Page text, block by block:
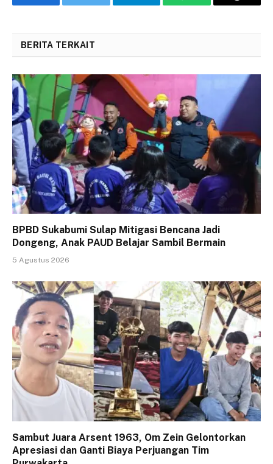
Facebook Twitter Telegram WhatsApp Threads
BERITA TERKAIT
BPBD Sukabumi Sulap Mitigasi Bencana Jadi
Dongeng, Anak PAUD Belajar Sambil Bermain
5 Agustus 2026
Sambut Juara Arsent 1963, Om Zein Gelontorkan
Apresiasi dan Ganti Biaya Perjuangan Tim